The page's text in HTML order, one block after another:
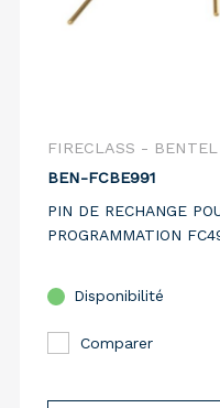
FIRECLASS - BENTEL
BEN-FCBE991
PIN DE RECHANGE
PROGRAMMATION
Disponibilité
Comparer